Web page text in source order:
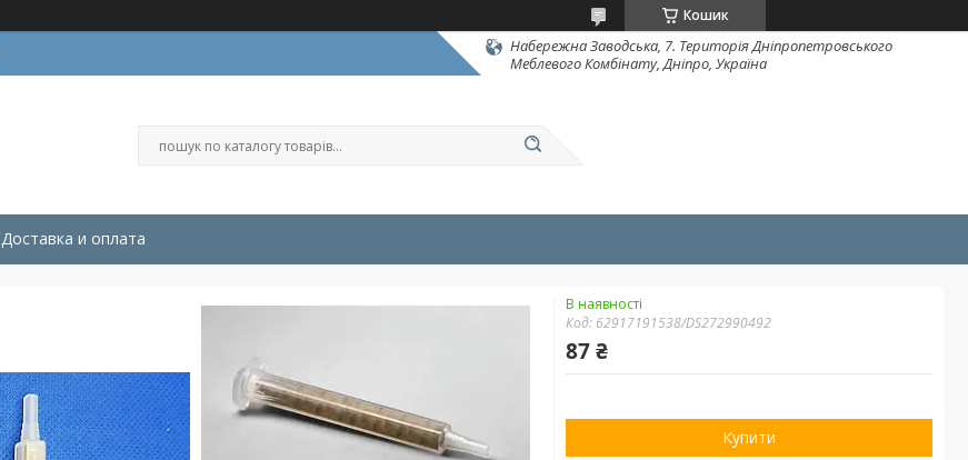
Кошик
Набережна Заводська, 7. Територія Дніпропетровського
Меблевого Комбінату, Дніпро, Україна
Доставка и оплата
В наявності
Код: 62917191538/DS272990492
87 ₴
Купити